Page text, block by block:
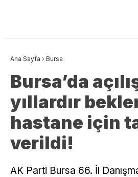
Ana Sayfa › Bursa
​Bursa’da
yıllardır
hastane için
verildi!
AK Parti Bursa 66. İl